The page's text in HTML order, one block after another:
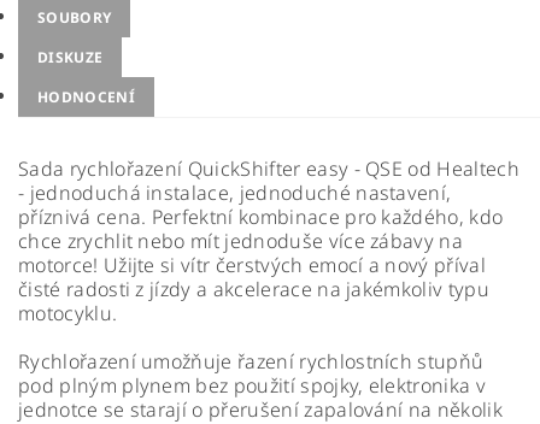
SOUBORY
DISKUZE
HODNOCENÍ
Sada rychlořazení QuickShifter easy - QSE od Healtech
- jednoduchá instalace, jednoduché nastavení,
příznivá cena. Perfektní kombinace pro každého, kdo
chce zrychlit nebo mít jednoduše více zábavy na
motorce! Užijte si vítr čerstvých emocí a nový příval
čisté radosti z jízdy a akcelerace na jakémkoliv typu
motocyklu.
Rychlořazení umožňuje řazení rychlostních stupňů
pod plným plynem bez použití spojky, elektronika v
jednotce se starají o přerušení zapalování na několik